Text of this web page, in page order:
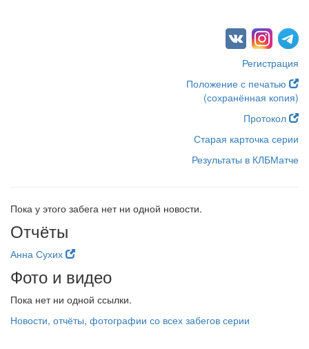
Регистрация
Положение с печатью
(сохранённая копия)
Протокол
Старая карточка серии
Результаты в КЛБМатче
Пока у этого забега нет ни одной новости.
Отчёты
Анна Сухих
Фото и видео
Пока нет ни одной ссылки.
Новости, отчёты, фотографии со всех забегов серии